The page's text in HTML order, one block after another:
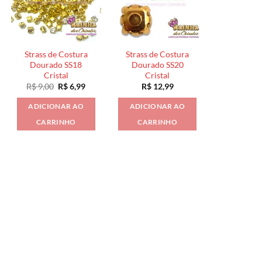
Strass de Costura
Dourado SS18
Cristal
R$9,00 O
preço
original
era:
R$ 9,00.
R$6,99O
ADICIONAR AO
CARRINHO
Strass de Costura
Dourado SS20
Cristal
R$12,99
ADICIONAR AO
CARRINHO